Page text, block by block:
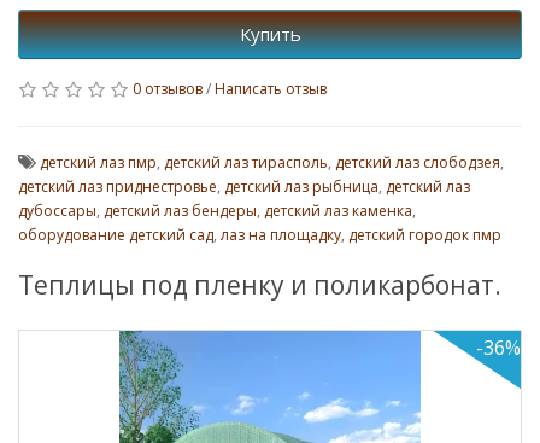
Купить
0 отзывов/Написать отзыв
детский лаз пмр, детский лаз тирасполь, детский лаз слободзея,
детский лаз приднестровье, детский лаз рыбница, детский лаз
дубоссары, детский лаз бендеры, детский лаз каменка,
оборудование детский сад, лаз на площадку, детский городок пмр
Теплицы под пленку и поликарбонат.
-36%